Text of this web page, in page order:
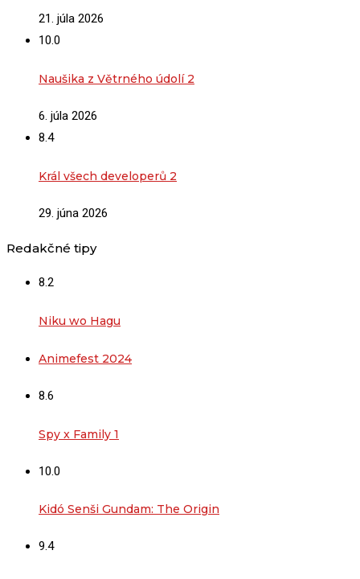
21. júla 2026
10.0
Naušika z Větrného údolí 2
6. júla 2026
8.4
Král všech developerů 2
29. júna 2026
Redakčné tipy
8.2
Niku wo Hagu
Animefest 2024
8.6
Spy x Family 1
10.0
Kidó Senši Gundam: The Origin
9.4